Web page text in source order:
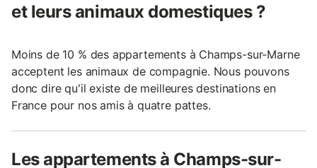
et leurs animaux domestiques ?
Moins de 10 % des appartements à Champs-sur-Marne
acceptent les animaux de compagnie. Nous pouvons
donc dire qu'il existe de meilleures destinations en
France pour nos amis à quatre pattes.
Les appartements à Champs-sur-